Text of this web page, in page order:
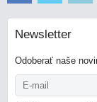
Newsletter
Odoberať naše